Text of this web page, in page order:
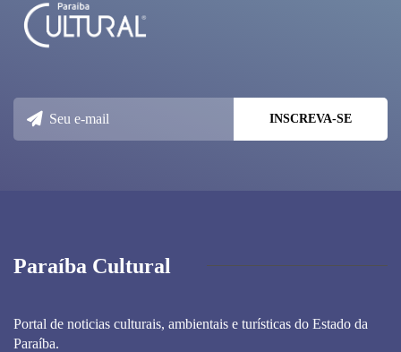
Paraíba Cultural
Portal de noticias culturais, ambientais e turísticas do Estado da
Paraíba.